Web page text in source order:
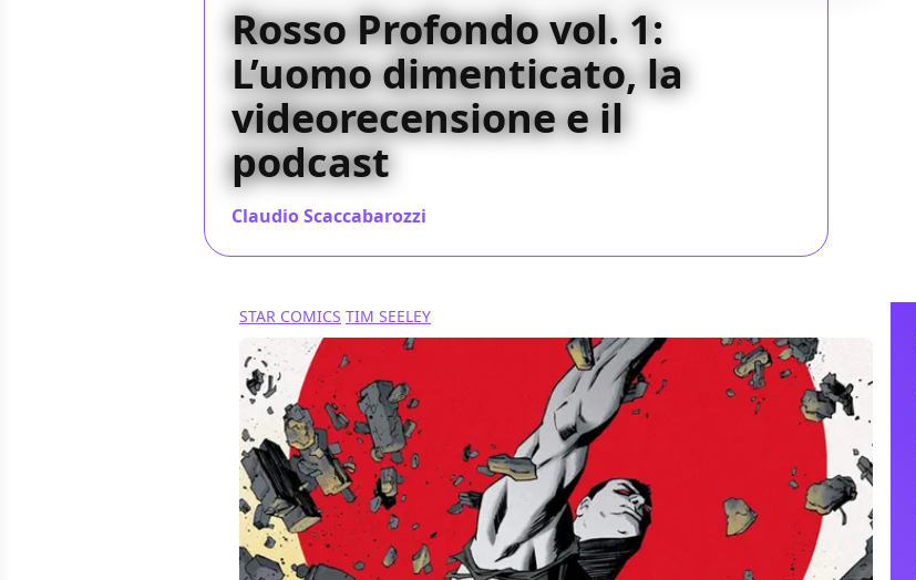
Rosso Profondo vol. 1:
L’uomo dimenticato, la
videorecensione e il
podcast
Claudio Scaccabarozzi
STAR COMICS TIM SEELEY